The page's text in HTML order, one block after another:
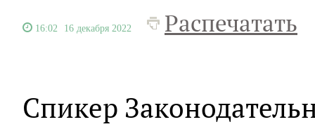
16:02 16 декабря 2022 Распечатать
Спикер